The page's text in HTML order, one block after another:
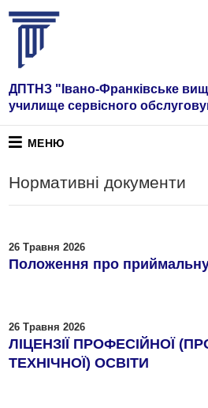
ДПТНЗ "Івано-Франківське
училище сервісного
МЕНЮ
Нормативні документи
26 Травня 2026
Положення про приймальну
26 Травня 2026
ЛІЦЕНЗІЇ ПРОФЕСІЙНОЇ
ТЕХНІЧНОЇ) ОСВІТИ